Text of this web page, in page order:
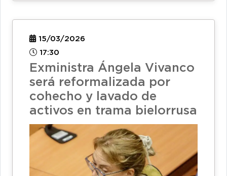
15/03/2026
17:30
Exministra Ángela Vivanco
será reformalizada por
cohecho y lavado de
activos en trama bielorrusa